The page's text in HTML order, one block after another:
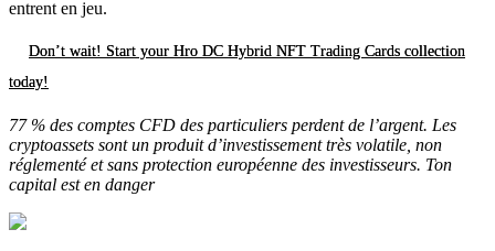
entrent en jeu.
Don’t wait! Start your Hro DC Hybrid NFT Trading Cards collection
today!
77 % des comptes CFD des particuliers perdent de l’argent. Les
cryptoassets sont un produit d’investissement très volatile, non
réglementé et sans protection européenne des investisseurs. Ton
capital est en danger